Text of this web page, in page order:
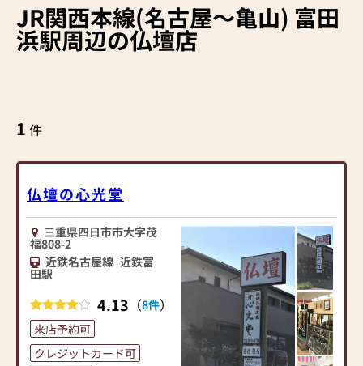
JR関西本線(名古屋～亀山) 富田
浜駅周辺の仏壇店
1 件
仏壇の心光堂
三重県四日市市大字茂
福808-2
近鉄名古屋線 近鉄富
田駅
4.13 （8件）
来店予約可
クレジットカード可